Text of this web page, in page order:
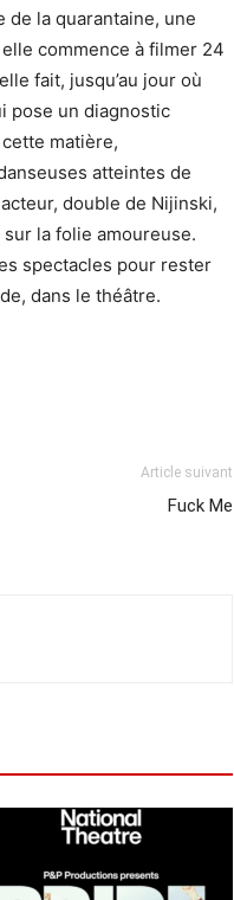
de la quarantaine, une
commence à filmer 24
fait, jusqu’au jour où
pose un diagnostic
matière,
atteintes de
double de Nijinski,
la folie amoureuse.
spectacles pour rester
dans le théâtre.
Article suivant
Fuck Me